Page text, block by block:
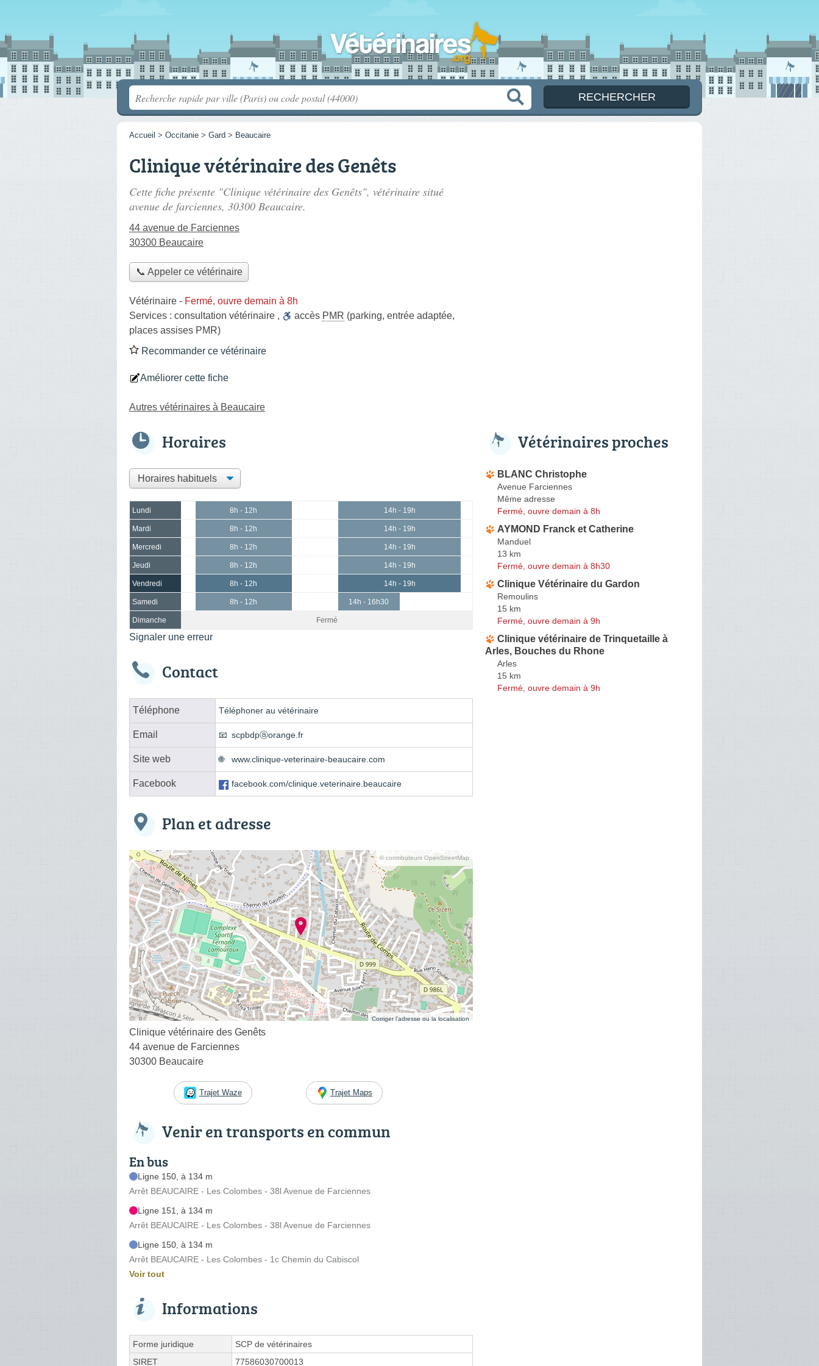
Accueil > Occitanie > Gard > Beaucaire
Clinique vétérinaire des Genêts
Cette fiche présente "Clinique vétérinaire des Genêts", vétérinaire situé
avenue de farciennes, 30300 Beaucaire.
44 avenue de Farciennes
30300 Beaucaire
📞 Appeler ce vétérinaire
Vétérinaire - Fermé, ouvre demain à 8h
Services : consultation vétérinaire , accès PMR (parking, entrée adaptée,
places assises PMR)
Recommander ce vétérinaire
Améliorer cette fiche
Autres vétérinaires à Beaucaire
Horaires
Lundi 8h - 12h 14h - 19h
Mardi 8h - 12h 14h - 19h
Mercredi 8h - 12h 14h - 19h
Jeudi 8h - 12h 14h - 19h
Vendredi 8h - 12h 14h - 19h
Samedi 8h - 12h 14h - 16h30
Dimanche Fermé
Signaler une erreur
Contact
Téléphone Téléphoner au vétérinaire
Email scpbdpⓐorange.fr
Site web www.clinique-veterinaire-beaucaire.com
Facebook facebook.com/clinique.veterinaire.beaucaire
Plan et adresse
© contributeurs OpenStreetMap
Corriger l’adresse ou la localisation
Clinique vétérinaire des Genêts
44 avenue de Farciennes
30300 Beaucaire
Trajet Waze Trajet Maps
Venir en transports en commun
En bus
Ligne 150, à 134 m
Arrêt BEAUCAIRE - Les Colombes - 38l Avenue de Farciennes
Ligne 151, à 134 m
Arrêt BEAUCAIRE - Les Colombes - 38l Avenue de Farciennes
Ligne 150, à 134 m
Arrêt BEAUCAIRE - Les Colombes - 1c Chemin du Cabiscol
Voir tout
Informations
Forme juridique
SCP de vétérinaires
SIRET
77586030700013
Vétérinaires proches
BLANC Christophe
Avenue Farciennes
Même adresse
Fermé, ouvre demain à 8h
AYMOND Franck et Catherine
Manduel
13 km
Fermé, ouvre demain à 8h30
Clinique Vétérinaire du Gardon
Remoulins
15 km
Fermé, ouvre demain à 9h
Clinique vétérinaire de Trinquetaille à
Arles, Bouches du Rhone
Arles
15 km
Fermé, ouvre demain à 9h